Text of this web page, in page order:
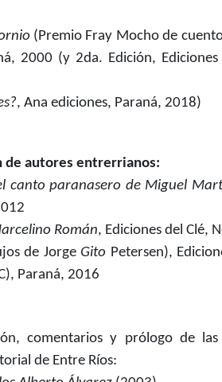
(Premio Fray Mocho de
2000 (y 2da. Edición,
, Ana ediciones, Paraná, 2018)
de autores entrerrianos:
canto paranasero de Miguel
Román, Ediciones del Clé,
de Jorge Gito Petersen),
Paraná, 2016
comentarios y prólogo de las
de Entre Ríos: